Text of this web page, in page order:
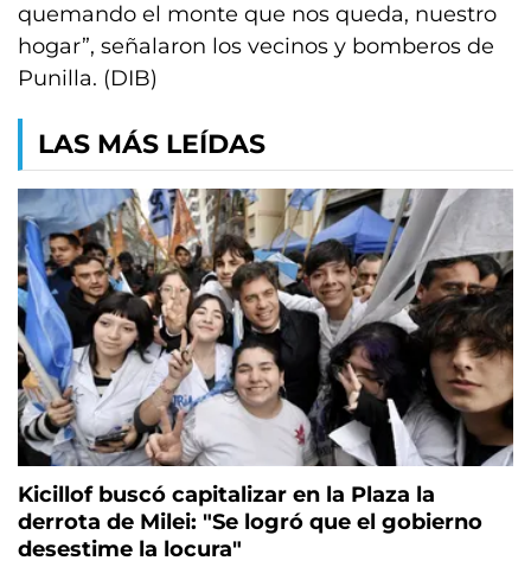
quemando el monte que nos queda, nuestro
hogar”, señalaron los vecinos y bomberos de
Punilla. (DIB)
LAS MÁS LEÍDAS
Kicillof buscó capitalizar en la Plaza la
derrota de Milei: "Se logró que el gobierno
desestime la locura"